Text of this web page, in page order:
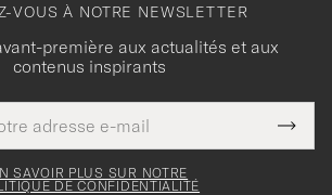
VOUS À NOTRE NEWSLETTER
première aux actualités et aux
contenus inspirants
SAVOIR PLUS SUR NOTRE
DE CONFIDENTIALITÉ